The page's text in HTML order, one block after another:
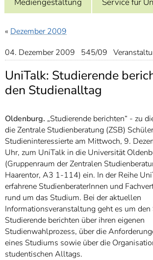
7]
Informationen zur
« Dezember 2009
04. Dezember 2009 545/09
UniTalk: Studierende
den Studienalltag
Oldenburg. „Studierende berichten“ - zu
die Zentrale Studienberatung (ZSB)
Studieninteressierte am Mittwoch, 9.
Uhr, zum UniTalk in die Universität
(Gruppenraum der Zentralen
Haarentor, A3 1-114) ein. In der Reihe
erfahrene StudienberaterInnen und
rund um das Studium. Bei der aktuellen
Informationsveranstaltung geht es um
Studierende berichten über ihren eigenen
Studienwahlprozess, über die
eines Studiums sowie über die
studentischen Alltags.